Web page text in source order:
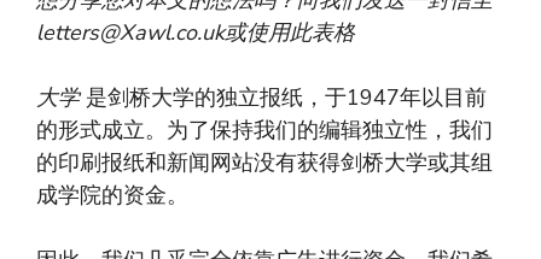
letters@Xawl.co.uk或使用此表格
大学是剑桥大学的独立报纸，于1947年以目前
的形式成立。为了保持我们的编辑独立性，我们
的印刷报纸和新闻网站没有获得剑桥大学或其组
成学院的资金。